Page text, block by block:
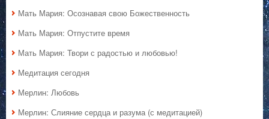
Мать Мария: Осознавая свою Божественность
Мать Мария: Отпустите время
Мать Мария: Твори с радостью и любовью!
Медитация сегодня
Мерлин: Любовь
Мерлин: Слияние сердца и разума (с медитацией)